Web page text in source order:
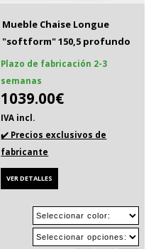
Mueble Chaise Longue
"softform" 150,5 profundo
Plazo de fabricación 2-3
semanas
1039.00€
IVA incl.
✔️ Precios exclusivos de
fabricante
VER DETALLES